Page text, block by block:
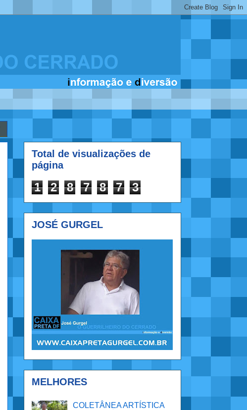
Total de visualizações de
página
1 2 8 7 8 7 3
JOSÉ GURGEL
MELHORES
COLETÂNEA ARTÍSTICA